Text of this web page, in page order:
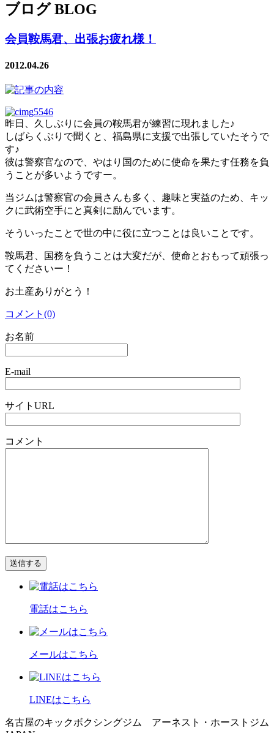
ブログ BLOG
会員鞍馬君、出張お疲れ様！
2012.04.26
昨日、久しぶりに会員の鞍馬君が練習に現れました♪
しばらくぶりで聞くと、福島県に支援で出張していたそうで
す♪
彼は警察官なので、やはり国のために使命を果たす任務を負
うことが多いようですー。
当ジムは警察官の会員さんも多く、趣味と実益のため、キッ
クに武術空手にと真剣に励んでいます。
そういったことで世の中に役に立つことは良いことです。
鞍馬君、国務を負うことは大変だが、使命とおもって頑張っ
てくださいー！
お土産ありがとう！
コメント(0)
お名前
E-mail
サイトURL
コメント
電話はこちら
メールはこちら
LINEはこちら
名古屋のキックボクシングジム アーネスト・ホーストジム